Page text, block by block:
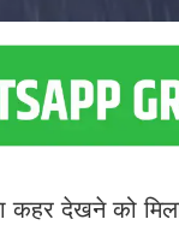
देखने को